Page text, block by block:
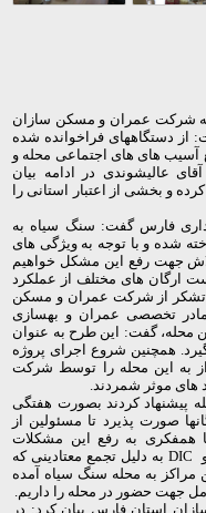
به شرکت عمران و مسکن سازان
از دستگاههای فراخوانده شده
آسیب های های اجتماعی محله و
عالیشوندی در ادامه بیان
و بخشی از اعتبار استانی را
فارس گفت: سنگ سیاه به
شده و با توجه به ویژگی های
جهت رفع این مشکل خواهیم
ارگان های مختلف از عملکرد
تشکر از شرکت عمران و مسکن
تخصصی عمران و بهسازی
محله، گفت: این طرح به عنوان
همچنین شروع اجرای پروژه
به این محله را توسط شرکت
های موثر شمردند.
پیشنهاد کردند بصورت هفتگی
صورت پذیرد تا مسئولین از
همفکری به رفع این مشکلات
DICبه دلیل تجمع معتادینی که
مراکز به محله سنگ سیاه آمده
جهت حضور در محله را داریم.
استان فارس بیان کرد: در